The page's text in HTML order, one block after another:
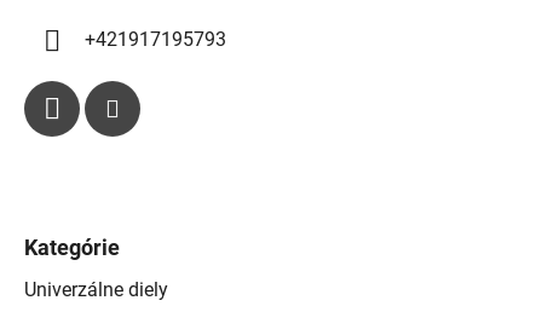
+421917195793
Kategórie
Univerzálne diely